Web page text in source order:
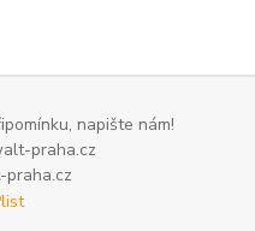
napište nám!
praha.cz